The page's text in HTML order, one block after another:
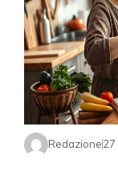
Redazione27